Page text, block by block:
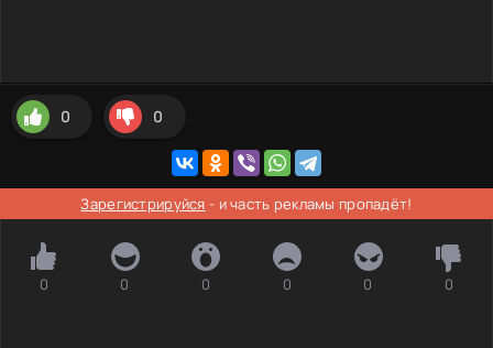
0 0
Зарегистрируйся - и часть рекламы пропадёт!
0 0 0 0 0 0